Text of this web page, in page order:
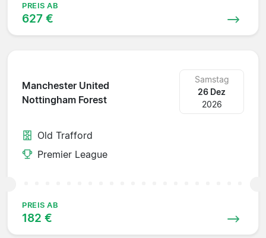
PREIS AB
627 €
Manchester United
Nottingham Forest
Samstag
26 Dez
2026
Old Trafford
Premier League
PREIS AB
182 €